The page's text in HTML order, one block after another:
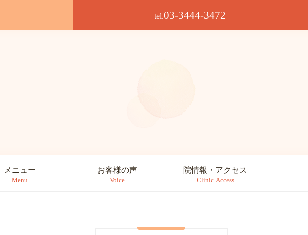
tel.03-3444-3472
メニュー
Menu
お客様の声
Voice
院情報・アクセス
Clinic·Access